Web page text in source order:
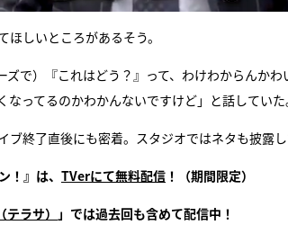
しいところがあるそう。
で）『これはどう？』って、わけわからんか
ってるのかわかんないですけど」と話していた
終了直後にも密着。スタジオではネタも披露し
』は、 TVerにて無料配信 ！（期間限定）
ラサ） 」では過去回も含めて配信中！